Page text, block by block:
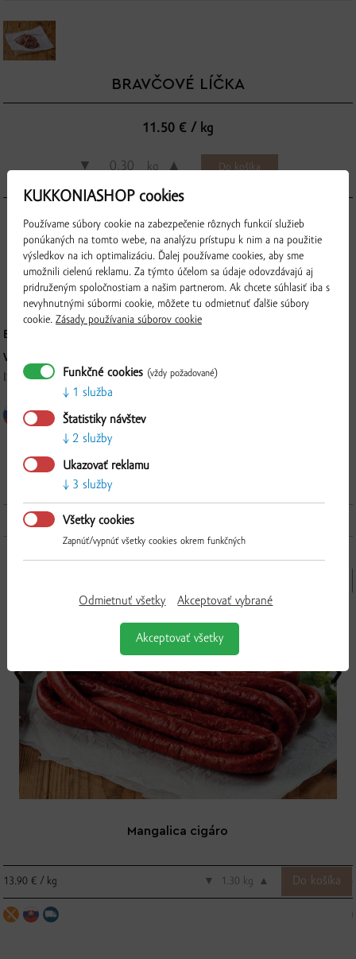
BRAVČOVÉ LÍČKA
11.50 € / kg
▼ kg ▲
Žuvací sval z lícnej časti zvieraťa. Obsahuje veľké množstvo kolagénu, čo
mäsu dodáva ľahodnú chuť. Kvôli jeho tuhosti a vďaka krátkym svalovým
vláknam sa mäso najlepšie pripravuje dlhým dusením.
BALENIE:
VÝROBCA:
ISTERMEAT a.s., Povodská cesta 14, 929 01 Dunajská Streda
Ďalšie produkty z tejto kategórie
Mangalica cigáro
13.90 € / kg ▼ kg ▲
KUKKONIASHOP cookies
Používame súbory cookie na zabezpečenie rôznych funkcií služieb
ponúkaných na tomto webe, na analýzu prístupu k nim a na použitie
výsledkov na ich optimalizáciu. Ďalej používame cookies, aby sme
umožnili cielenú reklamu. Za týmto účelom sa údaje odovzdávajú aj
pridruženým spoločnostiam a našim partnerom. Ak chcete súhlasiť iba s
nevyhnutnými súbormi cookie, môžete tu odmietnuť ďalšie súbory
cookie. Zásady používania súborov cookie
Funkčné cookies (vždy požadované)
1 služba
Štatistiky návštev
2 služby
Ukazovať reklamu
3 služby
Všetky cookies
Zapnúť/vypnúť všetky cookies okrem funkčných
Odmietnuť všetky Akceptovať vybrané
Akceptovať všetky